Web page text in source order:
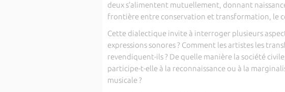
deux s’alimentent mutuellement, donnant
frontière entre conservation et transformation, le
Cette dialectique invite à interroger plusieurs
expressions sonores ? Comment les artistes les
revendiquent-ils ? De quelle manière la société
participe-t-elle à la reconnaissance ou à la
musicale ?